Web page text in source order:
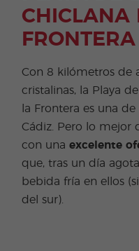
CHICLANA
FRONTERA
Con 8 kilómetros de
cristalinas, la Playa
la Frontera es una
Cádiz. Pero lo mejor
con unaexcelente
que, tras un día
bebida fría en ellos
del sur).